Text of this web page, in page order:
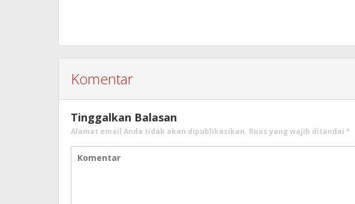
Komentar
Tinggalkan Balasan
Alamat email Anda tidak akan dipublikasikan. Ruas yang wajib ditandai *